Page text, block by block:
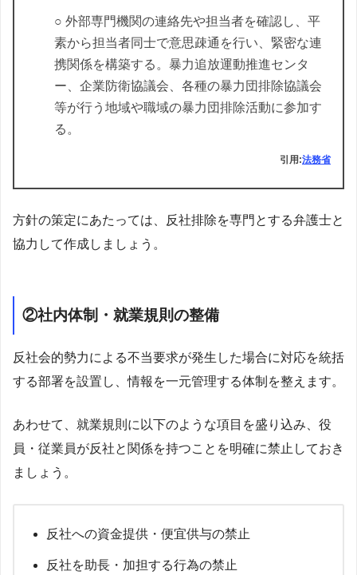
○ 外部専門機関の連絡先や担当者を確認し、平
素から担当者同士で意思疎通を行い、緊密な連
携関係を構築する。暴力追放運動推進センタ
ー、企業防衛協議会、各種の暴力団排除協議会
等が行う地域や職域の暴力団排除活動に参加す
る。
引用:法務省
方針の策定にあたっては、反社排除を専門とする弁護士と
協力して作成しましょう。
②社内体制・就業規則の整備
反社会的勢力による不当要求が発生した場合に対応を統括
する部署を設置し、情報を一元管理する体制を整えます。
あわせて、就業規則に以下のような項目を盛り込み、役
員・従業員が反社と関係を持つことを明確に禁止しておき
ましょう。
反社への資金提供・便宜供与の禁止
反社を助長・加担する行為の禁止